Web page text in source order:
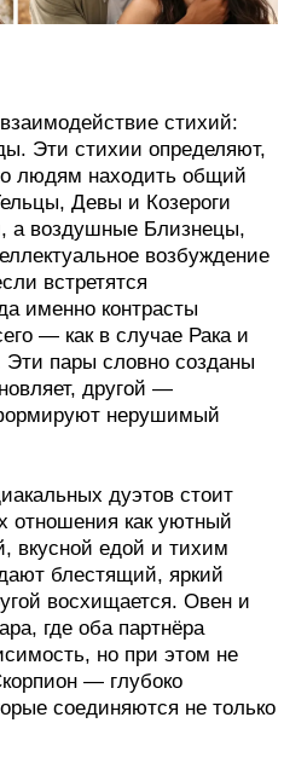
стихий:
Эти стихии определяют,
людям находить общий
Девы и Козероги
а воздушные Близнецы,
возбуждение
встретятся
именно контрасты
— как в случае Рака и
Эти пары словно созданы
другой —
нерушимый
дуэтов стоит
отношения как уютный
вкусной едой и тихим
блестящий, яркий
восхищается. Овен и
где оба партнёра
но при этом не
— глубоко
соединяются не только